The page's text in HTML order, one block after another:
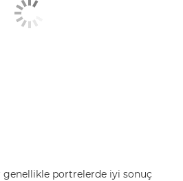
portrelerde iyi sonuç